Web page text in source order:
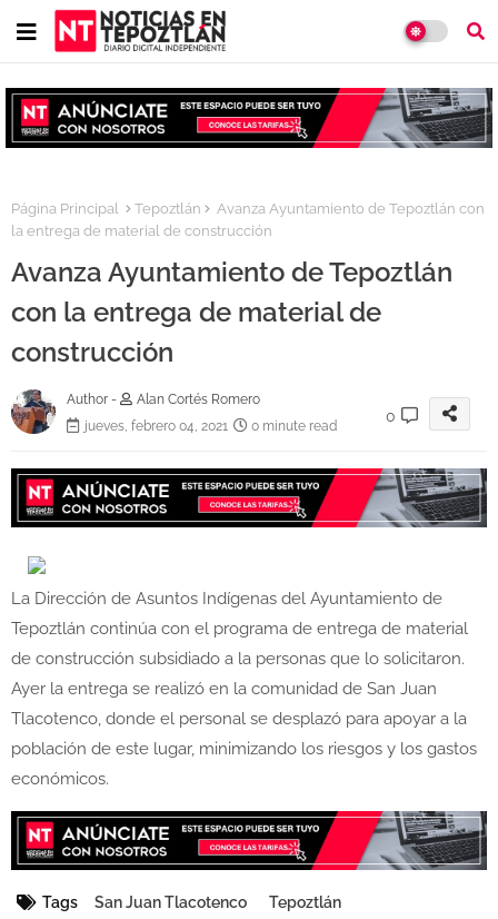
Página Principal Tepoztlán
Avanza Ayuntamiento de Tepoztlán con
la entrega de material de construcción
Avanza Ayuntamiento de Tepoztlán
con la entrega de material de
construcción
Author -
Alan Cortés Romero
jueves, febrero 04, 2021
0 minute read
0
La Dirección de Asuntos Indígenas del Ayuntamiento de
Tepoztlán continúa con el programa de entrega de material
de construcción subsidiado a la personas que lo solicitaron.
Ayer la entrega se realizó en la comunidad de San Juan
Tlacotenco, donde el personal se desplazó para apoyar a la
población de este lugar, minimizando los riesgos y los gastos
económicos.
Tags San Juan Tlacotenco Tepoztlán